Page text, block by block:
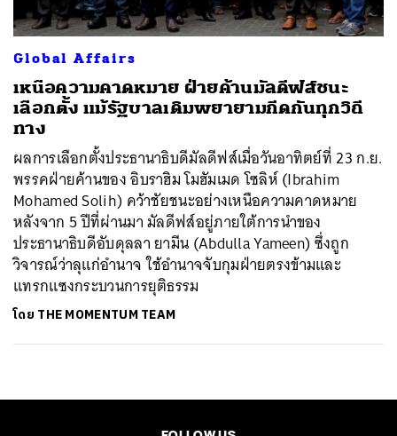
Global Affairs
เหนือความคาดหมาย ฝ่ายค้านมัลดีฟส์ชนะ
เลือกตั้ง แม้รัฐบาลเดิมพยายามกีดกันทุกวิถี
ทาง
ผลการเลือกตั้งประธานาธิบดีมัลดีฟส์เมื่อวันอาทิตย์ที่ 23 ก.ย.
พรรคฝ่ายค้านของ อิบราฮิม โมฮัมเมด โซลิห์ (Ibrahim
Mohamed Solih) คว้าชัยชนะอย่างเหนือความคาดหมาย
หลังจาก 5 ปีที่ผ่านมา มัลดีฟส์อยู่ภายใต้การนำของ
ประธานาธิบดีอับดุลลา ยามีน (Abdulla Yameen) ซึ่งถูก
วิจารณ์ว่าลุแก่อำนาจ ใช้อำนาจจับกุมฝ่ายตรงข้ามและ
แทรกแซงกระบวนการยุติธรรม
โดย THE MOMENTUM TEAM